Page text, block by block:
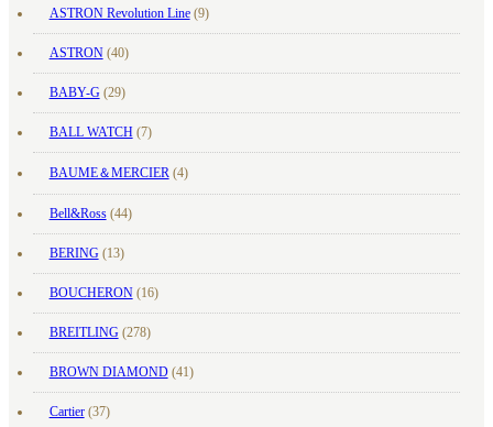
ASTRON Revolution Line(9)
ASTRON(40)
BABY-G(29)
BALL WATCH(7)
BAUME＆MERCIER (4)
Bell&Ross(44)
BERING(13)
BOUCHERON(16)
BREITLING(278)
BROWN DIAMOND(41)
Cartier(37)